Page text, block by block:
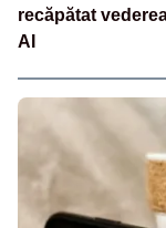
recăpătat
AI